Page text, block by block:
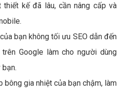
thiết kế đã lâu, cần nâng cấp và
bạn không tối ưu SEO dẫn đến
Google làm cho người dùng
bông gia nhiệt của bạn chậm, làm